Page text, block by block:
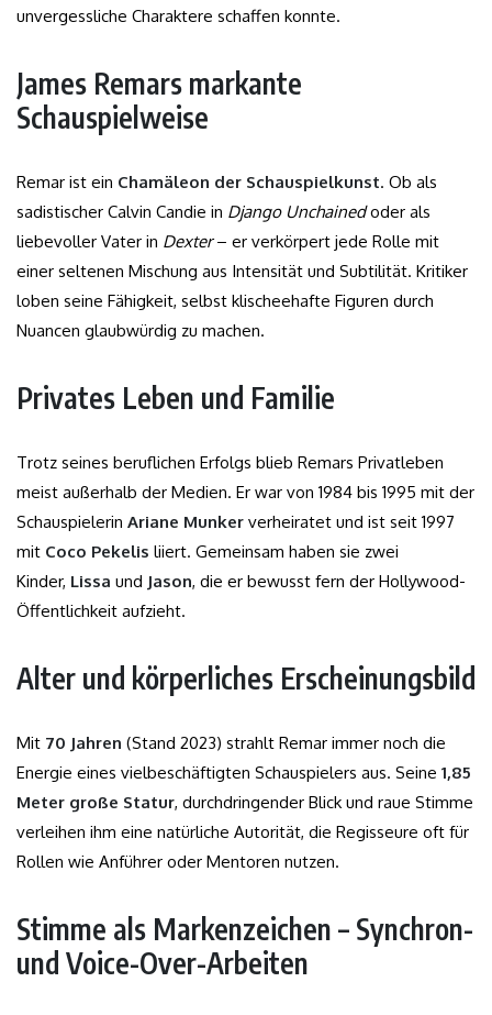
unvergessliche Charaktere schaffen konnte.
James Remars markante
Schauspielweise
Remar ist ein Chamäleon der Schauspielkunst. Ob als
sadistischer Calvin Candie in Django Unchainedoder als
liebevoller Vater in Dexter– er verkörpert jede Rolle mit
einer seltenen Mischung aus Intensität und Subtilität. Kritiker
loben seine Fähigkeit, selbst klischeehafte Figuren durch
Nuancen glaubwürdig zu machen.
Privates Leben und Familie
Trotz seines beruflichen Erfolgs blieb Remars Privatleben
meist außerhalb der Medien. Er war von 1984 bis 1995 mit der
Schauspielerin Ariane Munker verheiratet und ist seit 1997
mit Coco Pekelis liiert. Gemeinsam haben sie zwei
Kinder, Lissa und Jason, die er bewusst fern der Hollywood-
Öffentlichkeit aufzieht.
Alter und körperliches Erscheinungsbild
Mit 70 Jahren (Stand 2023) strahlt Remar immer noch die
Energie eines vielbeschäftigten Schauspielers aus. Seine 1,85
Meter große Statur, durchdringender Blick und raue Stimme
verleihen ihm eine natürliche Autorität, die Regisseure oft für
Rollen wie Anführer oder Mentoren nutzen.
Stimme als Markenzeichen – Synchron-
und Voice-Over-Arbeiten